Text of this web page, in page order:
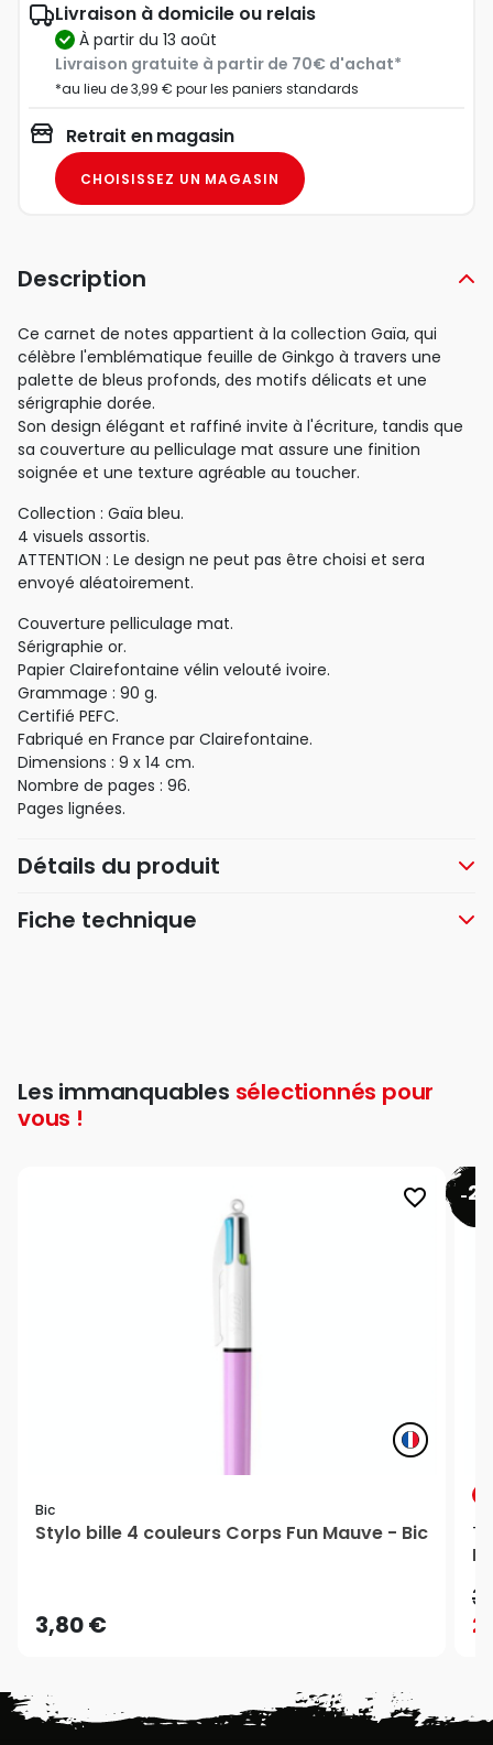
Livraison à domicile ou relais
à partir du 13 août
Livraison gratuite à partir de 70€ d'achat*
*au lieu de 3,99 € pour les paniers standards
Retrait en magasin
CHOISISSEZ UN MAGASIN
Description
Ce carnet de notes appartient à la collection Gaïa, qui
célèbre l'emblématique feuille de Ginkgo à travers une
palette de bleus profonds, des motifs délicats et une
sérigraphie dorée.
Son design élégant et raffiné invite à l'écriture, tandis que
sa couverture au pelliculage mat assure une finition
soignée et une texture agréable au toucher.
Collection : Gaïa bleu.
4 visuels assortis.
ATTENTION : Le design ne peut pas être choisi et sera
envoyé aléatoirement.
Couverture pelliculage mat.
Sérigraphie or.
Papier Clairefontaine vélin velouté ivoire.
Grammage : 90 g.
Certifié PEFC.
Fabriqué en France par Clairefontaine.
Dimensions : 9 x 14 cm.
Nombre de pages : 96.
Pages lignées.
Détails du produit
Fiche technique
Les immanquables sélectionnés pour
vous !
favorite_border
Bic
Stylo bille 4 couleurs Corps Fun Mauve - Bic
3,80 €
-26